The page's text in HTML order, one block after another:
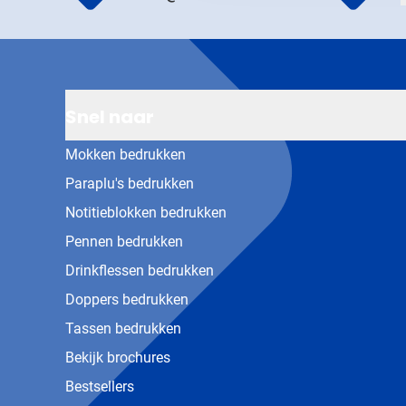
Mokken bedrukken
Paraplu's bedrukken
Notitieblokken bedrukken
Pennen bedrukken
Drinkflessen bedrukken
Doppers bedrukken
Tassen bedrukken
Bekijk brochures
Bestsellers